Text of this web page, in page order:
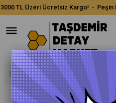
3000 TL Üzeri Ücretsiz Kargo! - Peşin